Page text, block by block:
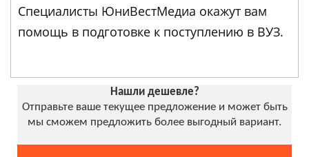
Специалисты ЮниВестМедиа окажут вам
помощь в подготовке к поступлению в ВУЗ.
Нашли дешевле?
Отправьте ваше текущее предложение и может быть
мы сможем предложить более выгодный вариант.